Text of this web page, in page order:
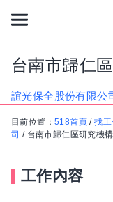
台南市歸仁
誼光保全股份有限公
目前位置： 518首頁 /找工
司 / 台南市歸仁區研究機
工作內容